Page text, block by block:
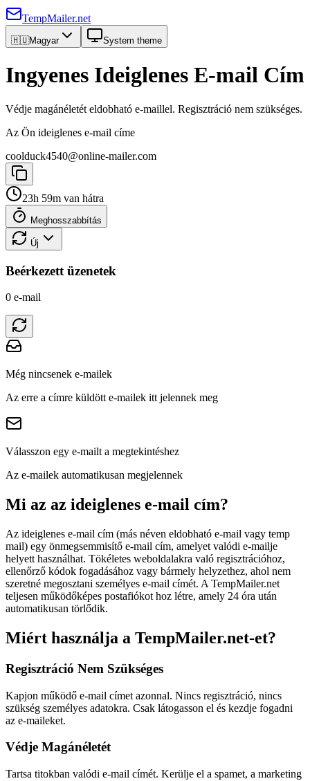
TempMailer.net
🇭🇺Magyar System theme
Ingyenes Ideiglenes E-mail Cím
Védje magánéletét eldobható e-maillel. Regisztráció nem szükséges.
Az Ön ideiglenes e-mail címe
coolduck4540@online-mailer.com
23h 59m van hátra
Meghosszabbítás
Új
Beérkezett üzenetek
0 e-mail
Még nincsenek e-mailek
Az erre a címre küldött e-mailek itt jelennek meg
Válasszon egy e-mailt a megtekintéshez
Az e-mailek automatikusan megjelennek
Mi az az ideiglenes e-mail cím?
Az ideiglenes e-mail cím (más néven eldobható e-mail vagy temp
mail) egy önmegsemmisítő e-mail cím, amelyet valódi e-mailje
helyett használhat. Tökéletes weboldalakra való regisztrációhoz,
ellenőrző kódok fogadásához vagy bármely helyzethez, ahol nem
szeretné megosztani személyes e-mail címét. A TempMailer.net
teljesen működőképes postafiókot hoz létre, amely 24 óra után
automatikusan törlődik.
Miért használja a TempMailer.net-et?
Regisztráció Nem Szükséges
Kapjon működő e-mail címet azonnal. Nincs regisztráció, nincs
szükség személyes adatokra. Csak látogasson el és kezdje fogadni
az e-maileket.
Védje Magánéletét
Tartsa titokban valódi e-mail címét. Kerülje el a spamet, a marketing